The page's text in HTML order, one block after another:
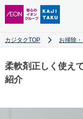
カジタクTOP お掃除
柔軟剤正しく使え
紹介